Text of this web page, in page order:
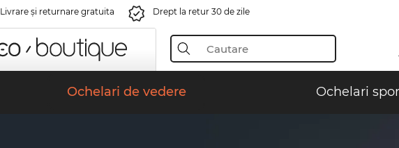
Livrare şi returnare gratuita Drept la retur 30 de zile
Ochelari de vedere Ochelari